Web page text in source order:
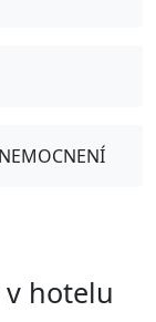
v hotelu